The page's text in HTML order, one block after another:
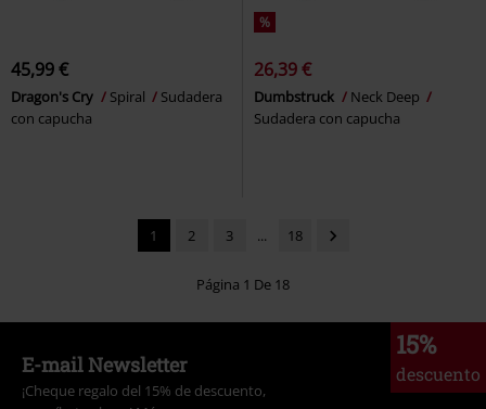
45,99 €
Dragon's Cry Spiral
Sudadera
con capucha
%
26,39 €
Dumbstruck
Neck Deep
Sudadera con capucha
1 2 3 ... 18
Página 1 De 18
15%
descuento
E-mail Newsletter
¡Cheque regalo del 15% de descuento,